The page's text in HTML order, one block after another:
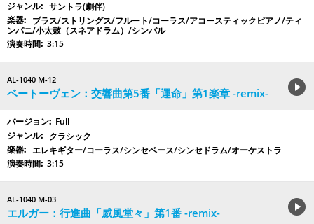
サントラ(劇伴)
ブラス/ストリングス/フルート/コーラス/アコースティックピアノ/ティ
ンパニ/小太鼓（スネアドラム）/シンバル
3:15
AL-1040 M-12
ベートーヴェン：交響曲第5番「運命」第1楽章 -remix-
Full
クラシック
エレキギター/コーラス/シンセベース/シンセドラム/オーケストラ
3:15
AL-1040 M-03
エルガー：行進曲「威風堂々」第1番 -remix-